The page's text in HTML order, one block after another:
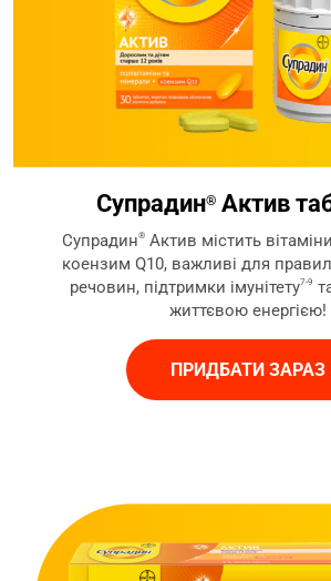
Супрадин®Актив
Супрадин®Актив містить
коензим Q10, важливі для
речовин, підтримки імунітету7-9
життєвою енергією!
ПРИДБАТИ ЗАРАЗ